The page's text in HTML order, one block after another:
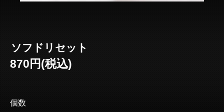
ソフドリセット
870円(税込)
個数